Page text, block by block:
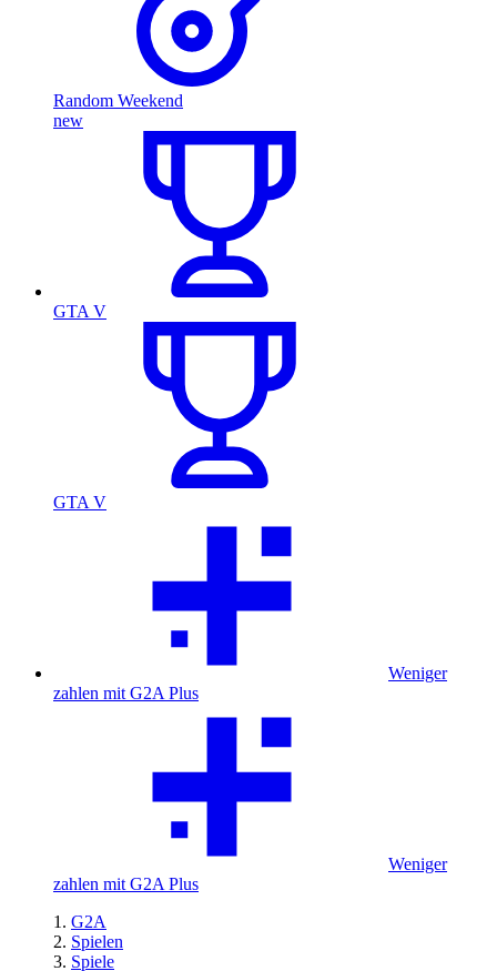
Random Weekend
new
GTA V
GTA V
Weniger
zahlen mit G2A Plus
Weniger
zahlen mit G2A Plus
G2A
Spielen
Spiele